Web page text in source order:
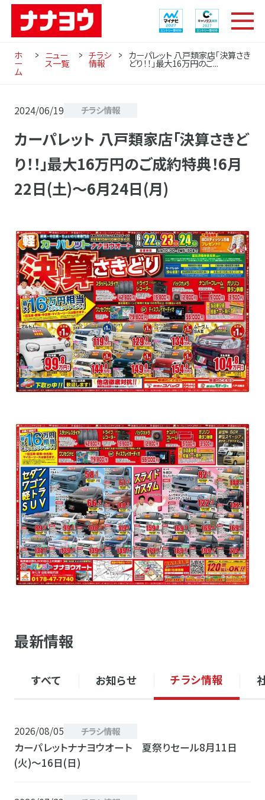
ホ
ー
ム
ニュー
ス一覧
チラシ
情報
カーパレット 八戸類家店「決算さき
どり！！」最大16万円のご...
2024/06/19 チラシ情報
カーパレット 八戸類家店「決算さきど
り！！」最大16万円のご成約特典！6月
22日(土)〜6月24日(月)
最新情報
すべて お知らせ チラシ情報
2026/08/05 チラシ情報
カーパレットナナヨウオート 夏祭りセール8月11日
(火)〜16日(日)